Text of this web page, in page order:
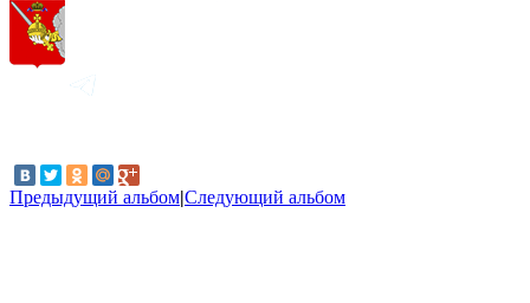
Предыдущий альбом|Следующий альбом